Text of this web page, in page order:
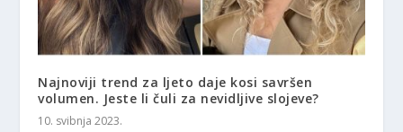
Najnoviji trend za ljeto daje kosi savršen
volumen. Jeste li čuli za nevidljive slojeve?
10. svibnja 2023.